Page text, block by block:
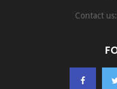
Contact us: